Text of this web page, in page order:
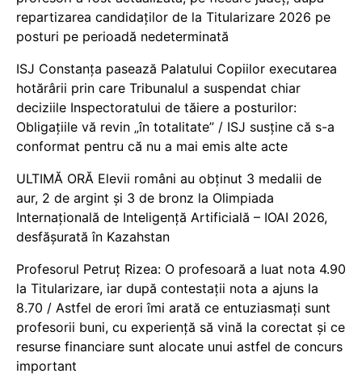
repartizarea candidaților de la Titularizare 2026 pe
posturi pe perioadă nedeterminată
ISJ Constanța pasează Palatului Copiilor executarea
hotărârii prin care Tribunalul a suspendat chiar
deciziile Inspectoratului de tăiere a posturilor:
Obligațiile vă revin „în totalitate” / ISJ susține că s-a
conformat pentru că nu a mai emis alte acte
ULTIMĂ ORĂ Elevii români au obținut 3 medalii de
aur, 2 de argint și 3 de bronz la Olimpiada
Internațională de Inteligență Artificială – IOAI 2026,
desfășurată în Kazahstan
Profesorul Petruț Rizea: O profesoară a luat nota 4.90
la Titularizare, iar după contestații nota a ajuns la
8.70 / Astfel de erori îmi arată ce entuziasmați sunt
profesorii buni, cu experiență să vină la corectat și ce
resurse financiare sunt alocate unui astfel de concurs
important